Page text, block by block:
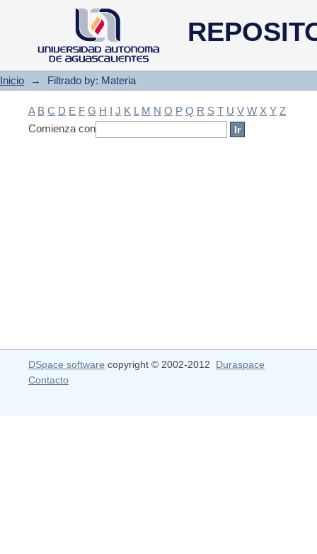
Filtrado by: Materia
Inicio → Filtrado by: Materia
A B C D E F G H I J K L M N O P Q R S T U V W X Y Z
Comienza con
DSpace software copyright © 2002-2012 Duraspace
Contacto